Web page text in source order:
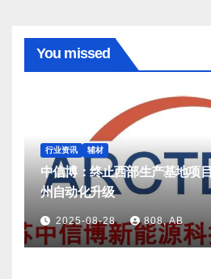
You missed
行业资讯 辅材
中信博：终止西部生产基地项
州自动化升级
2025-08-28 808, AB